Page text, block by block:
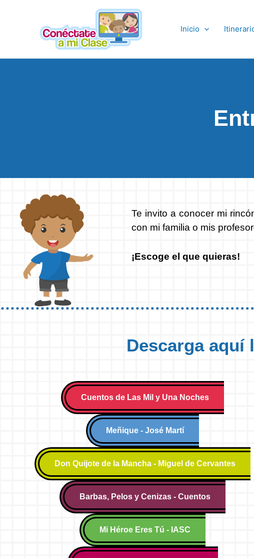
Inicio
Te invito a conocer mi
con mi familia o mis
¡Escoge el que quieras!
Descarga aquí
Cuentos de Las Mil y Una Noches
Meñique - José Martí
Don Quijote de la Mancha - Miguel de Cervantes
Barbas, Pelos y Cenizas - Cuentos
Mi Héroe Eres Tú - IASC